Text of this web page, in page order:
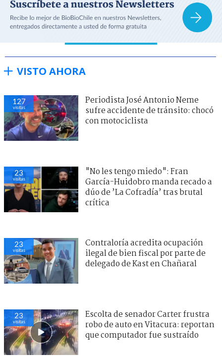
VISTO AHORA
127
visitas
Periodista José Antonio Neme
sufre accidente de tránsito: chocó
con motociclista
23
visitas
"No les tengo miedo": Fran
García-Huidobro manda recado a
dúo de ’La Cofradía’ tras brutal
crítica
23
visitas
Contraloría acredita ocupación
ilegal de bien fiscal por parte de
delegado de Kast en Chañaral
23
visitas
Escolta de senador Carter frustra
robo de auto en Vitacura: reportan
que computador fue sustraído